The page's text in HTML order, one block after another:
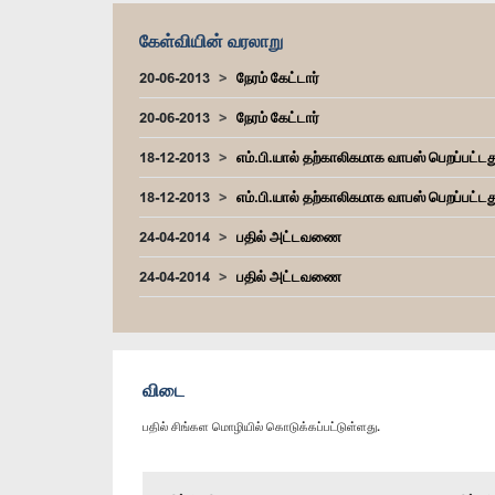
கேள்வியின் வரலாறு
20-06-2013
நேரம் கேட்டார்
20-06-2013
நேரம் கேட்டார்
18-12-2013
எம்.பி.யால் தற்காலிகமாக வாபஸ்
18-12-2013
எம்.பி.யால் தற்காலிகமாக வாபஸ்
24-04-2014
பதில் அட்டவணை
24-04-2014
பதில் அட்டவணை
விடை
பதில் சிங்கள மொழியில் கொடுக்கப்பட்டுள்ளது.